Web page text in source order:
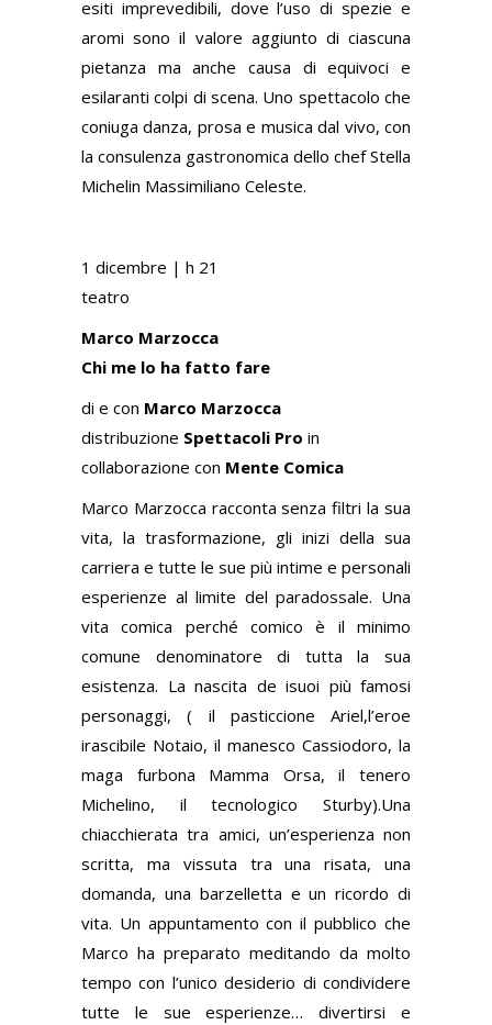
esiti imprevedibili, dove l’uso di spezie e
aromi sono il valore aggiunto di ciascuna
pietanza ma anche causa di equivoci e
esilaranti colpi di scena. Uno spettacolo che
coniuga danza, prosa e musica dal vivo, con
la consulenza gastronomica dello chef Stella
Michelin Massimiliano Celeste.
1 dicembre | h 21
teatro
Marco Marzocca
Chi me lo ha fatto fare
di e con Marco Marzocca
distribuzione Spettacoli Pro in
collaborazione con Mente Comica
Marco Marzocca racconta senza filtri la sua
vita, la trasformazione, gli inizi della sua
carriera e tutte le sue più intime e personali
esperienze al limite del paradossale. Una
vita comica perché comico è il minimo
comune denominatore di tutta la sua
esistenza. La nascita de isuoi più famosi
personaggi, ( il pasticcione Ariel,l’eroe
irascibile Notaio, il manesco Cassiodoro, la
maga furbona Mamma Orsa, il tenero
Michelino, il tecnologico Sturby).Una
chiacchierata tra amici, un’esperienza non
scritta, ma vissuta tra una risata, una
domanda, una barzelletta e un ricordo di
vita. Un appuntamento con il pubblico che
Marco ha preparato meditando da molto
tempo con l’unico desiderio di condividere
tutte le sue esperienze… divertirsi e